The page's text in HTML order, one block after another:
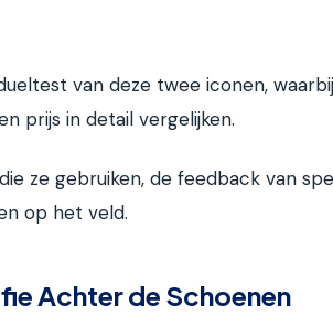
van deze twee iconen,
prijs in detail vergelijken.
ze gebruiken, de feedback van
op het veld.
Achter de Schoenen